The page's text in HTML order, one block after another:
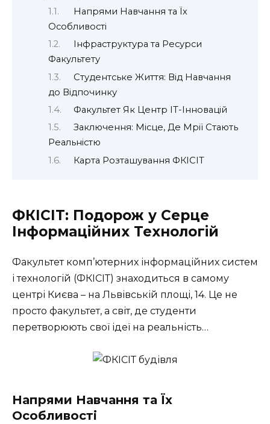
Напрями Навчання та Їх
Особливості
Інфраструктура та Ресурси
Факультету
Студентське Життя: Від Навчання
до Відпочинку
Факультет Як Центр ІТ-Інновацій
Заключення: Місце, Де Мрії Стають
Реальністю
Карта Розташування ФКІСІТ
ФКІСІТ: Подорож у Серце
Інформаційних Технологій
Факультет комп’ютерних інформаційних систем
і технологій (ФКІСІТ) знаходиться в самому
центрі Києва – на Львівській площі, 14. Це не
просто факультет, а світ, де студенти
перетворюють свої ідеї на реальність…
Напрями Навчання та Їх
Особливості